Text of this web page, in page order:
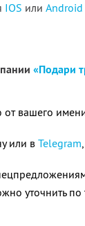
IOS или Android
«Подари
вашего
или в Telegram
уточнить по